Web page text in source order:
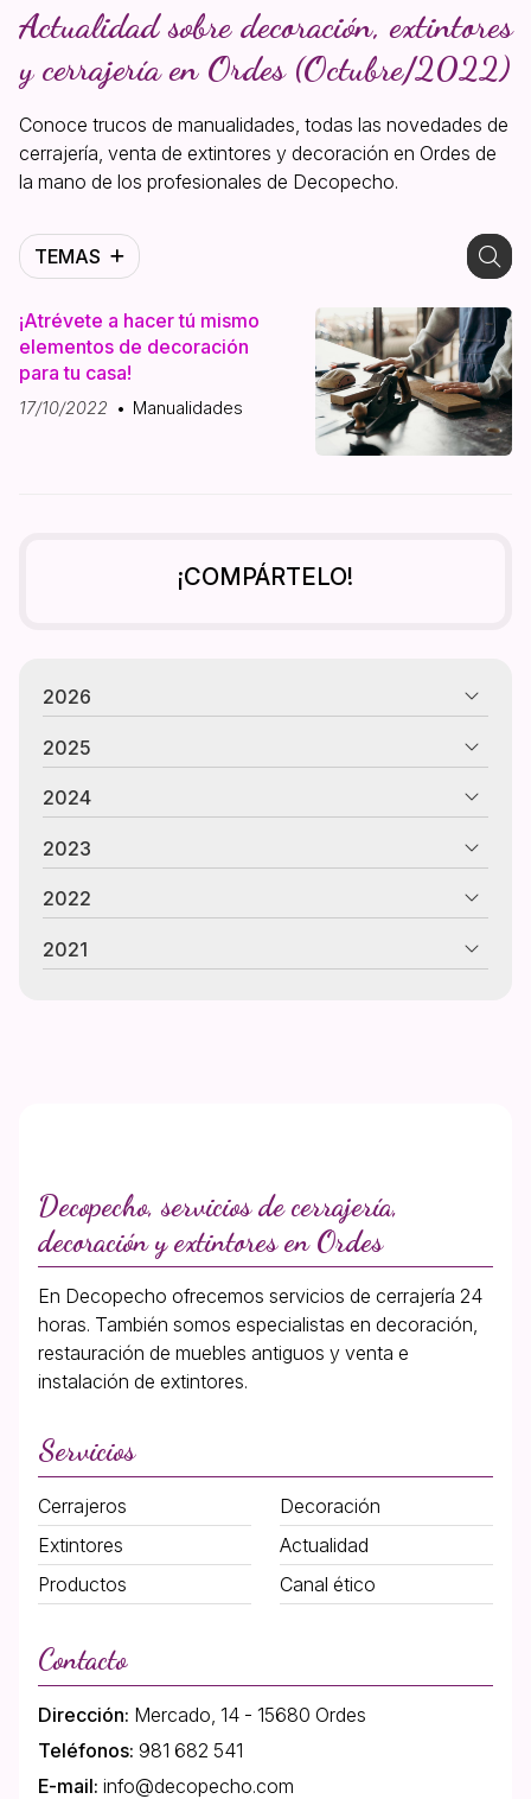
Actualidad sobre decoración, extintores
y cerrajería en Ordes (Octubre/2022)
Conoce trucos de manualidades, todas las novedades de
cerrajería, venta de extintores y decoración en Ordes de
la mano de los profesionales de Decopecho.
TEMAS
¡Atrévete a hacer tú mismo
elementos de decoración
para tu casa!
17/10/2022 Manualidades
¡COMPÁRTELO!
2026
2025
2024
2023
2022
2021
Decopecho, servicios de cerrajería,
decoración y extintores en Ordes
En Decopecho ofrecemos servicios de cerrajería 24
horas. También somos especialistas en decoración,
restauración de muebles antiguos y venta e
instalación de extintores.
Servicios
Cerrajeros
Decoración
Extintores
Actualidad
Productos
Canal ético
Contacto
Dirección: Mercado, 14 - 15680 Ordes
Teléfonos: 981 682 541
E-mail: info@decopecho.com